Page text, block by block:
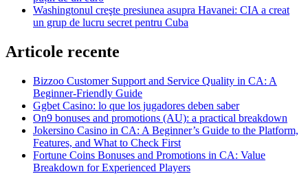
Washingtonul creşte presiunea asupra Havanei: CIA a creat
un grup de lucru secret pentru Cuba
Articole recente
Bizzoo Customer Support and Service Quality in CA: A
Beginner-Friendly Guide
Ggbet Casino: lo que los jugadores deben saber
On9 bonuses and promotions (AU): a practical breakdown
Jokersino Casino in CA: A Beginner’s Guide to the Platform,
Features, and What to Check First
Fortune Coins Bonuses and Promotions in CA: Value
Breakdown for Experienced Players